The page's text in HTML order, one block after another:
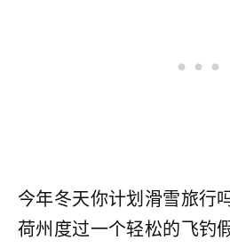
今年冬天你计划滑雪旅行
荷州度过一个轻松的飞钓